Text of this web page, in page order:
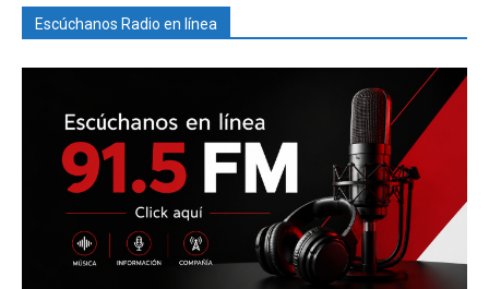
Escúchanos Radio en línea